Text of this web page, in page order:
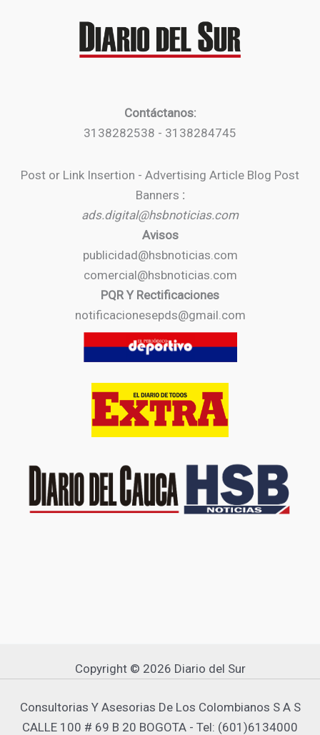
Contáctanos:
3138282538 - 3138284745
Post or Link Insertion - Advertising Article Blog Post
Banners :
ads.digital@hsbnoticias.com
Avisos
publicidad@hsbnoticias.com
comercial@hsbnoticias.com
PQR Y Rectificaciones
notificacionesepds@gmail.com
Copyright © 2026 Diario del Sur
Consultorias Y Asesorias De Los Colombianos S A S
CALLE 100 # 69 B 20 BOGOTA - Tel: (601)6134000